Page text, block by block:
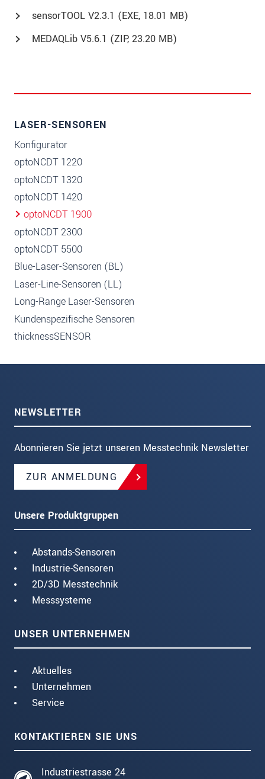
sensorTOOL V2.3.1 (EXE, 18.01 MB)
MEDAQLib V5.6.1 (ZIP, 23.20 MB)
LASER-SENSOREN
Konfigurator
optoNCDT 1220
optoNCDT 1320
optoNCDT 1420
optoNCDT 1900
optoNCDT 2300
optoNCDT 5500
Blue-Laser-Sensoren (BL)
Laser-Line-Sensoren (LL)
Long-Range Laser-Sensoren
Kundenspezifische Sensoren
thicknessSENSOR
NEWSLETTER
Abonnieren Sie jetzt unseren Messtechnik Newsletter
ZUR ANMELDUNG
Unsere Produktgruppen
Abstands-Sensoren
Industrie-Sensoren
2D/3D Messtechnik
Messsysteme
UNSER UNTERNEHMEN
Aktuelles
Unternehmen
Service
KONTAKTIEREN SIE UNS
Industriestrasse 24